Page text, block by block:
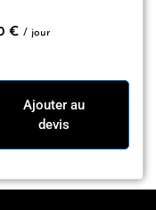
€ / jour
Ajouter au
devis